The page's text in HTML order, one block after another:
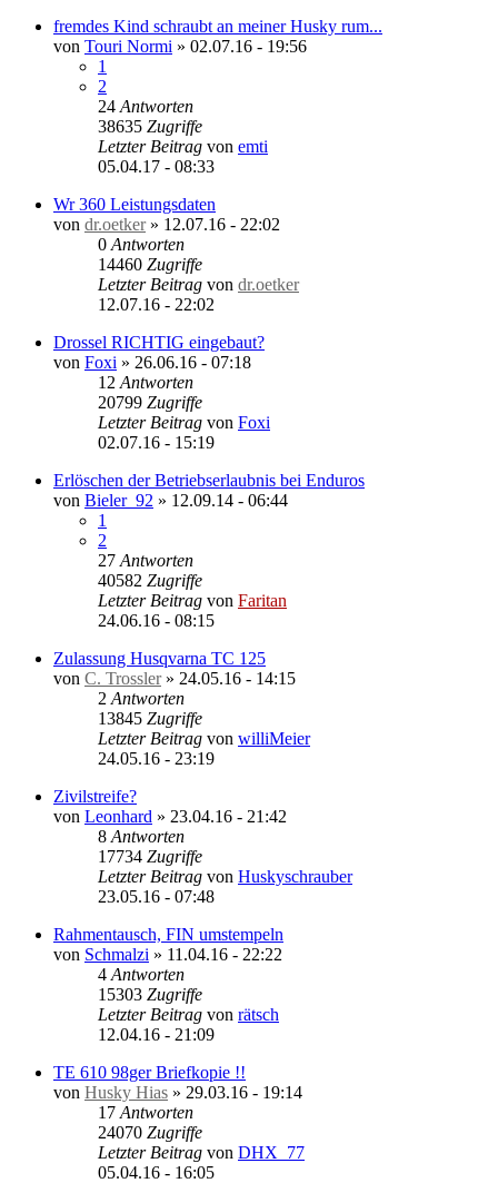
fremdes Kind schraubt an meiner Husky rum...
von Touri Normi » 02.07.16 - 19:56
1
2
24 Antworten
38635 Zugriffe
Letzter Beitrag von emti
05.04.17 - 08:33
Wr 360 Leistungsdaten
von dr.oetker» 12.07.16 - 22:02
0 Antworten
14460 Zugriffe
Letzter Beitrag von dr.oetker
12.07.16 - 22:02
Drossel RICHTIG eingebaut?
von Foxi » 26.06.16 - 07:18
12 Antworten
20799 Zugriffe
Letzter Beitrag von Foxi
02.07.16 - 15:19
Erlöschen der Betriebserlaubnis bei Enduros
von Bieler_92 » 12.09.14 - 06:44
1
2
27 Antworten
40582 Zugriffe
Letzter Beitrag von Faritan
24.06.16 - 08:15
Zulassung Husqvarna TC 125
von C. Trossler» 24.05.16 - 14:15
2 Antworten
13845 Zugriffe
Letzter Beitrag von williMeier
24.05.16 - 23:19
Zivilstreife?
von Leonhard » 23.04.16 - 21:42
8 Antworten
17734 Zugriffe
Letzter Beitrag von Huskyschrauber
23.05.16 - 07:48
Rahmentausch, FIN umstempeln
von Schmalzi » 11.04.16 - 22:22
4 Antworten
15303 Zugriffe
Letzter Beitrag von rätsch
12.04.16 - 21:09
TE 610 98ger Briefkopie !!
von Husky Hias » 29.03.16 - 19:14
17 Antworten
24070 Zugriffe
Letzter Beitrag von DHX_77
05.04.16 - 16:05